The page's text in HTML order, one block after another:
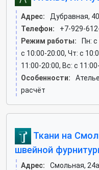
Адрес:
Дубравная,
Телефон:
+7-929-
Режим работы:
Пн:
c 10:00-20:00, Чт: c
11:00-20:00, Вс: c
Особенности:
расчёт
Ткани на
швейной
Адрес:
Смольная,